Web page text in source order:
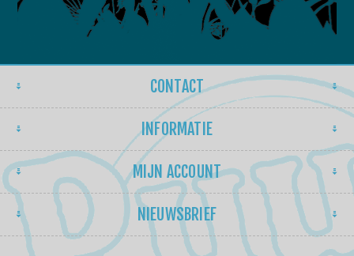
CONTACT
INFORMATIE
MIJN ACCOUNT
NIEUWSBRIEF